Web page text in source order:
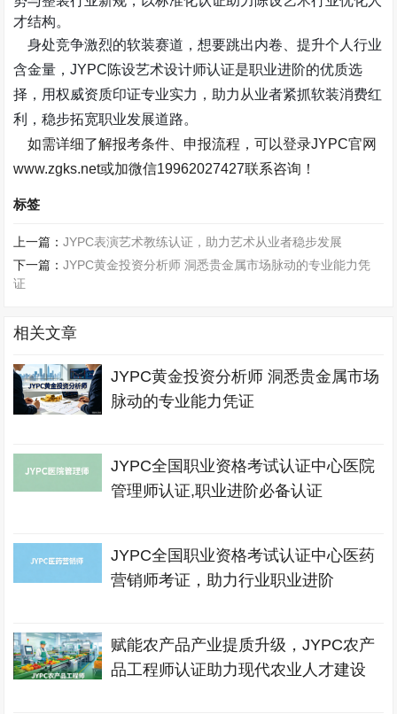
才结构。
身处竞争激烈的软装赛道，想要跳出内卷、提升个人行业
含金量，JYPC陈设艺术设计师认证是职业进阶的优质选
择，用权威资质印证专业实力，助力从业者紧抓软装消费红
利，稳步拓宽职业发展道路。
如需详细了解报考条件、申报流程，可以登录JYPC官网
www.zgks.net或加微信19962027427联系咨询！
标签
上一篇：JYPC表演艺术教练认证，助力艺术从业者稳步发展
下一篇：JYPC黄金投资分析师 洞悉贵金属市场脉动的专业能力凭
证
相关文章
JYPC黄金投资分析师 洞悉贵金属市场
脉动的专业能力凭证
JYPC全国职业资格考试认证中心医院
管理师认证,职业进阶必备认证
JYPC全国职业资格考试认证中心医药
营销师考证，助力行业职业进阶
赋能农产品产业提质升级，JYPC农产
品工程师认证助力现代农业人才建设